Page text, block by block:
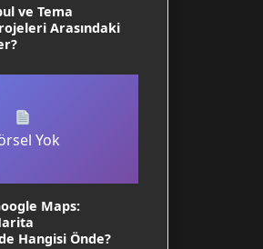
ve Tema
Arasındaki
Yok
Maps:
Hangisi Önde?